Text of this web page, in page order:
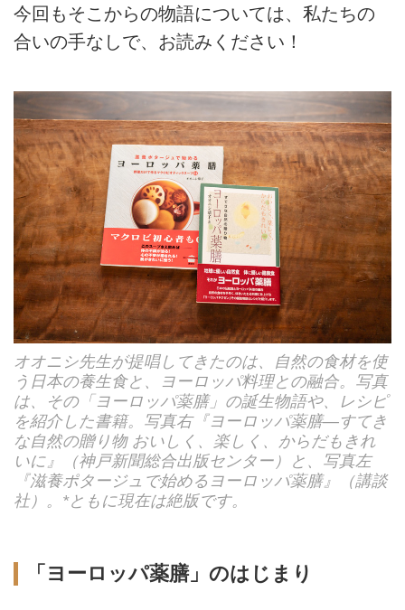
今回もそこからの物語については、私たちの
合いの手なしで、お読みください！
オオニシ先生が提唱してきたのは、自然の食材を使
う日本の養生食と、ヨーロッパ料理との融合。写真
は、その「ヨーロッパ薬膳」の誕生物語や、レシピ
を紹介した書籍。写真右『ヨーロッパ薬膳―すてき
な自然の贈り物 おいしく、楽しく、からだもきれ
いに』（神戸新聞総合出版センター）と、写真左
『滋養ポタージュで始めるヨーロッパ薬膳』（講談
社）。*ともに現在は絶版です。
「ヨーロッパ薬膳」のはじまり